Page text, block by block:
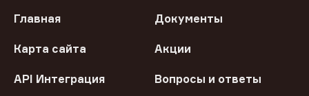
Главная Документы
Карта сайта Акции
API Интеграция Вопросы и ответы